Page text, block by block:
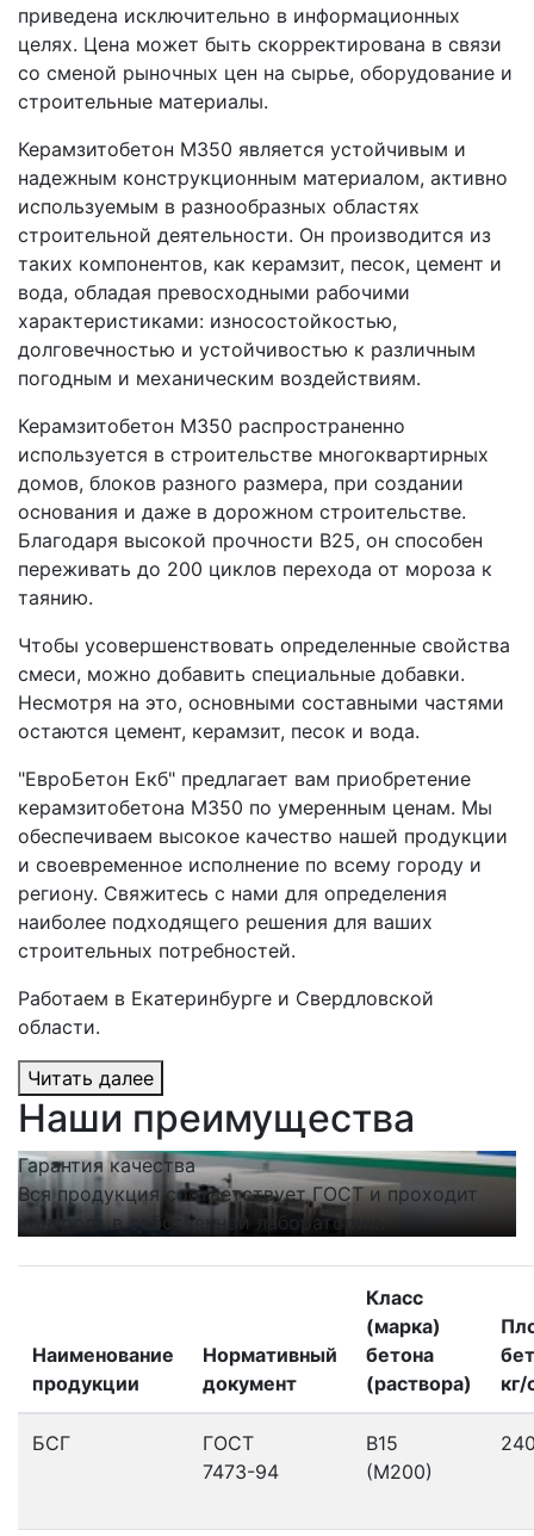
приведена исключительно в информационных
целях. Цена может быть скорректирована в связи
со сменой рыночных цен на сырье, оборудование и
строительные материалы.
Керамзитобетон М350 является устойчивым и
надежным конструкционным материалом, активно
используемым в разнообразных областях
строительной деятельности. Он производится из
таких компонентов, как керамзит, песок, цемент и
вода, обладая превосходными рабочими
характеристиками: износостойкостью,
долговечностью и устойчивостью к различным
погодным и механическим воздействиям.
Керамзитобетон М350 распространенно
используется в строительстве многоквартирных
домов, блоков разного размера, при создании
основания и даже в дорожном строительстве.
Благодаря высокой прочности B25, он способен
переживать до 200 циклов перехода от мороза к
таянию.
Чтобы усовершенствовать определенные свойства
смеси, можно добавить специальные добавки.
Несмотря на это, основными составными частями
остаются цемент, керамзит, песок и вода.
"ЕвроБетон Екб" предлагает вам приобретение
керамзитобетона М350 по умеренным ценам. Мы
обеспечиваем высокое качество нашей продукции
и своевременное исполнение по всему городу и
региону. Свяжитесь с нами для определения
наиболее подходящего решения для ваших
строительных потребностей.
Работаем в Екатеринбурге и Свердловской
области.
Читать далее
Наши преимущества
Гарантия качества
Вся продукция соответствует ГОСТ и проходит
контроль в собственной лаборатории.
Наименование
продукции
Нормативный
документ
Класс
(марка)
бетона
(раствора)
кг/
БСГ
ГОСТ
7473-94
В15
(М200)